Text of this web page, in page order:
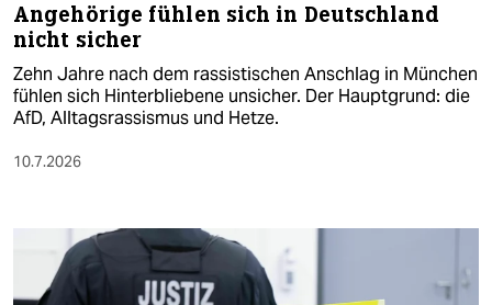
Angehörige fühlen sich in Deutschland
nicht sicher
Zehn Jahre nach dem rassistischen Anschlag in München
fühlen sich Hinterbliebene unsicher. Der Hauptgrund: die
AfD, Alltagsrassismus und Hetze.
10.7.2026